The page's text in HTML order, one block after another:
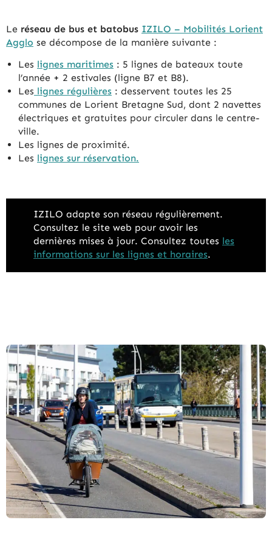
Le réseau de bus et batobus IZILO – Mobilités Lorient
Agglo se décompose de la manière suivante :
Les lignes maritimes : 5 lignes de bateaux toute
l’année + 2 estivales (ligne B7 et B8).
Les lignes régulières : desservent toutes les 25
communes de Lorient Bretagne Sud, dont 2 navettes
électriques et gratuites pour circuler dans le centre-
ville.
Les lignes de proximité.
Les lignes sur réservation.
IZILO adapte son réseau régulièrement.
Consultez le site web pour avoir les
dernières mises à jour. Consultez toutes les
informations sur les lignes et horaires.